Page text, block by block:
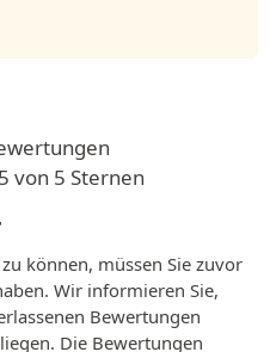
von 5 Sternen
können, müssen Sie zuvor
Wir informieren Sie,
Bewertungen
Die Bewertungen